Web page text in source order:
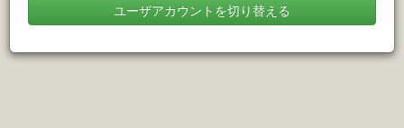
ユーザアカウントを切り替える